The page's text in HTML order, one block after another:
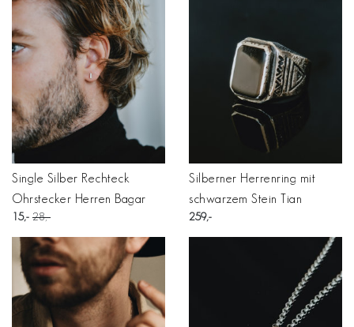
Single Silber Rechteck
Ohrstecker Herren Bagar
15 28
Silberner Herrenring mit
schwarzem Stein Tian
259